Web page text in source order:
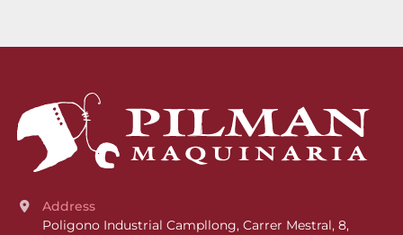
Address
Poligono Industrial Campllong, Carrer Mestral, 8,